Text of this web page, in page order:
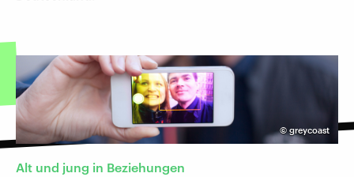
© greycoast
Alt und jung in Beziehungen